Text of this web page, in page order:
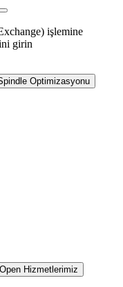
işlemine
girin
Optimizasyonu
Open Hizmetlerimiz